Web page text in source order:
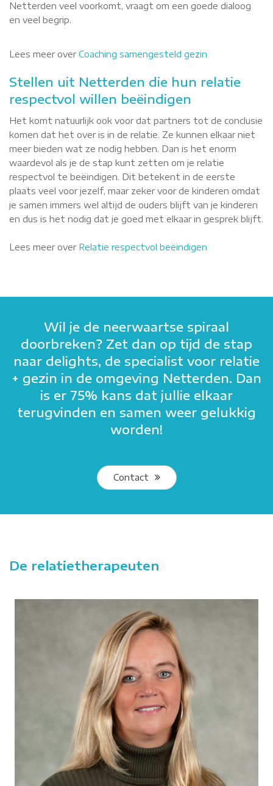
Netterden veel voorkomt, vraagt om een goede dialoog
en veel begrip.
Lees meer overCoaching samengesteld gezin
Stellen uit Netterden die hun relatie
respectvol willen beëindigen
Het komt natuurlijk ook voor dat partners tot de conclusie
komen dat het over is in de relatie. Ze kunnen elkaar niet
meer bieden wat ze nodig hebben. Dan is het enorm
waardevol als je de stap kunt zetten om je relatie
respectvol te beëindigen. Dit betekent in de eerste
plaats veel voor jezelf, maar zeker voor de kinderen omdat
je samen immers wel altijd de ouders blijft van je kinderen
en dus is het nodig dat je goed met elkaar in gesprek blijft.
Lees meer over Relatie respectvol beëindigen
Wil je de neerwaartse spiraal
doorbreken? Zet dan op tijd de stap
naar delights, de specialist voor relatie
+ gezin in de omgeving Netterden. Dan
is er 75% kans dat jullie elkaar
terugvinden en samen weer gelukkig
worden!
Contact
De relatietherapeuten